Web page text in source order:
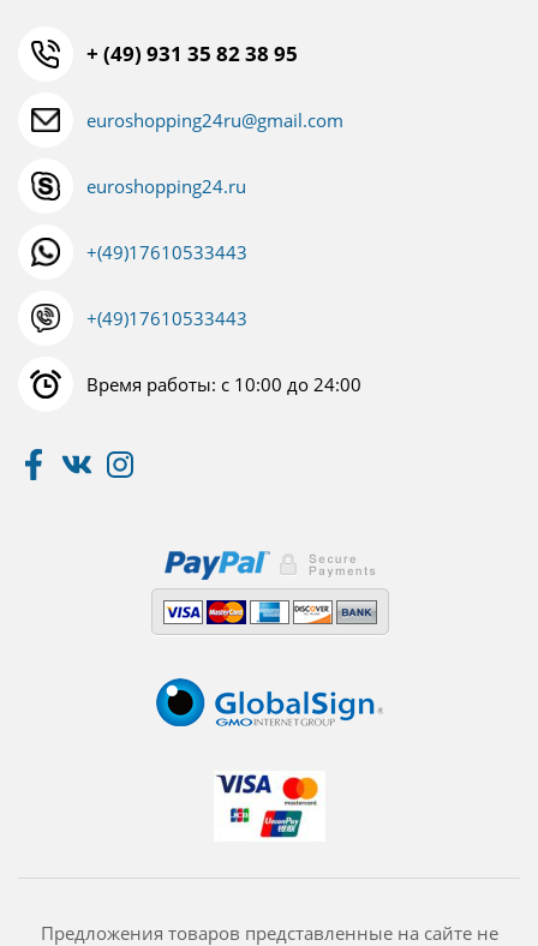
+ (49) 931 35 82 38 95
euroshopping24ru@gmail.com
euroshopping24.ru
+(49)17610533443
+(49)17610533443
Время работы: с 10:00 до 24:00
Предложения товаров представленные на сайте не